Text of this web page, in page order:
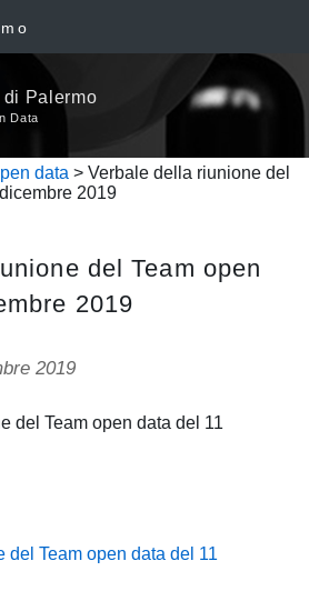
Palermo
Data
data > Verbale della riunione del
2019
del Team open
2019
2019
del Team open data del 11
del Team open data del 11